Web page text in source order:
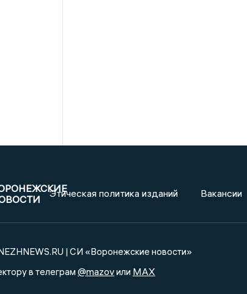
Этическая политика изданий Вакансии
| СИ «Воронежские новости»
в телеграм @mazovили MAX